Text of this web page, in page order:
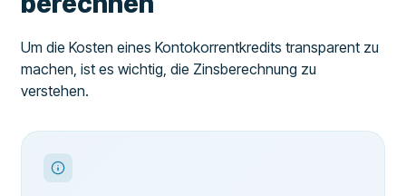
Um die Kosten eines Kontokorrentkredits transparent zu
machen, ist es wichtig, die Zinsberechnung zu
verstehen.